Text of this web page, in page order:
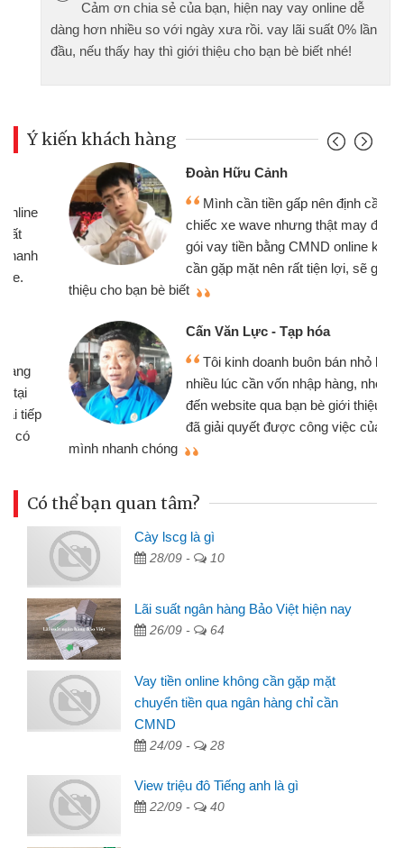
Cảm ơn chia sẻ của bạn, hiện nay vay online dễ
dàng hơn nhiều so với ngày xưa rồi. vay lãi suất 0% lần
đầu, nếu thấy hay thì giới thiệu cho bạn bè biết nhé!
Ý kiến khách hàng
Đoàn Hữu Cảnh
Mình cần tiền gấp nên định cầm cố
chiếc xe wave nhưng thật may đã có
gói vay tiền bằng CMND online không
cần gặp mặt nên rất tiện lợi, sẽ giới
thiệu cho bạn bè biết
Cấn Văn Lực - Tạp hóa
Tôi kinh doanh buôn bán nhỏ lẻ
nhiều lúc cần vốn nhập hàng, nhờ biết
đến website qua bạn bè giới thiệu tôi
đã giải quyết được công việc của
mình nhanh chóng
Có thể bạn quan tâm?
Cày lscg là gì
28/09 - 10
Lãi suất ngân hàng Bảo Việt hiện nay
26/09 - 64
Vay tiền online không cần gặp mặt
chuyển tiền qua ngân hàng chỉ cần
CMND
24/09 - 28
View triệu đô Tiếng anh là gì
22/09 - 40